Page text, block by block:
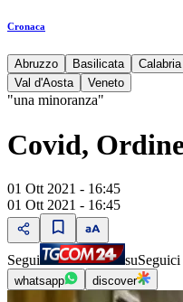
Cronaca
Abruzzo Basilicata Calabria
Val d'Aosta
Veneto
"una minoranza"
Covid,
01 Ott 2021 - 16:45
01 Ott 2021 - 16:45
Segui suSeguici
whatsapp discover